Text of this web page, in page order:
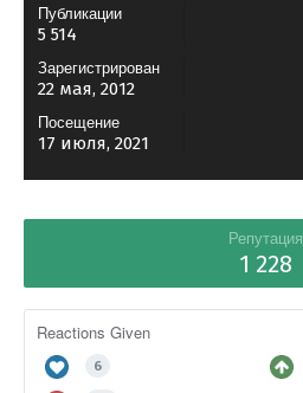
Публикации
5 514
Зарегистрирован
22 мая, 2012
Посещение
17 июля, 2021
Репутация
1 228
Reactions Given
6